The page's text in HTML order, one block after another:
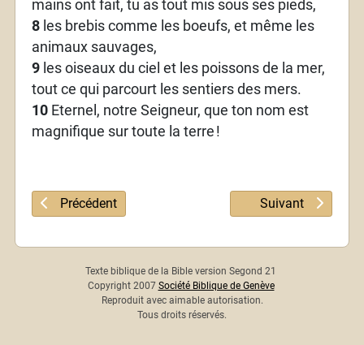
mains ont fait, tu as tout mis sous ses pieds,
8les brebis comme les boeufs, et même les
animaux sauvages,
9les oiseaux du ciel et les poissons de la mer,
tout ce qui parcourt les sentiers des mers.
10Eternel, notre Seigneur, que ton nom est
magnifique sur toute la terre !
Article précédent : Psaume 7
Précédent Article suivant :
Suivant
Texte biblique de la Bible version Segond 21
Copyright 2007 Société Biblique de Genève
Reproduit avec aimable autorisation.
Tous droits réservés.